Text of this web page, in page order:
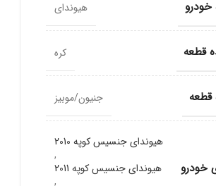
خودرو هیوندای
قطعه کره
قطعه جنیون/موبیز
خودرو
هیوندای جنسیس کوپه 2010
,
هیوندای جنسیس کوپه 2011
,